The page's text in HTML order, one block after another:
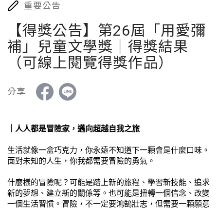
重要公告
【得獎公告】第26屆「用愛彌
補」兒童文學獎｜得獎結果
（可線上閱覽得獎作品）
分享
人人都是冒險家，邁向超越自我之旅
生活就像一盒巧克力，你永遠不知道下一顆會是什麼口味。
面對未知的人生，你我都需要冒險的勇氣。
什麼樣的冒險呢？可能是踏上新的旅程、學習新技能、追求
新的夢想、建立新的關係等。也可能是扭轉一個信念、改變
一個生活習慣。冒險，不一定要鴻鵠壯志，但需要一顆願意